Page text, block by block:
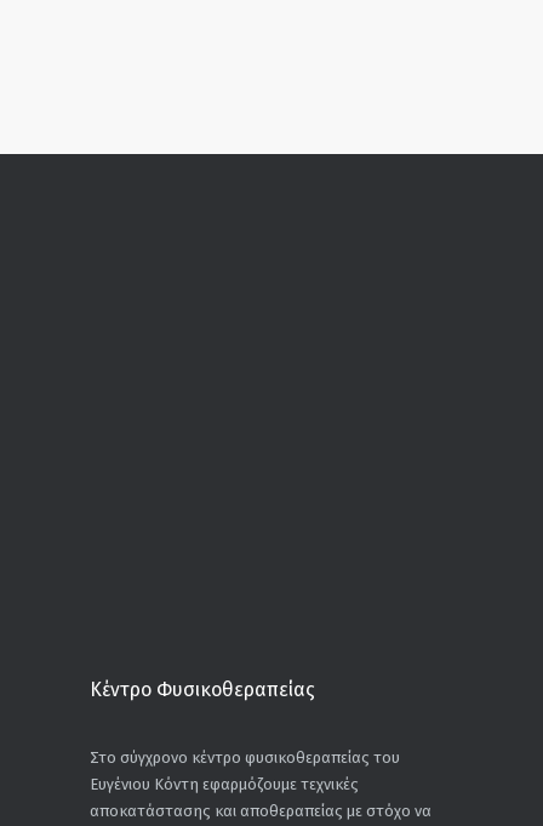
Κέντρο Φυσικοθεραπείας
Στο σύγχρονο κέντρο φυσικοθεραπείας του
Ευγένιου Κόντη εφαρμόζουμε τεχνικές
αποκατάστασης και αποθεραπείας με στόχο να